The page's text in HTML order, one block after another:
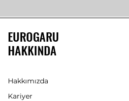
EUROGARU
HAKKINDA
Hakkımızda
Kariyer